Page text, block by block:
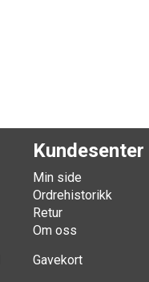
Kundesenter
Min side
Ordrehistorikk
Retur
Om oss
Gavekort